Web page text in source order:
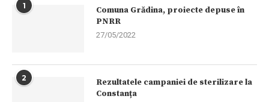
1
Comuna Grădina, proiecte depuse în
PNRR
27/05/2022
2
Rezultatele campaniei de sterilizare la
Constanța